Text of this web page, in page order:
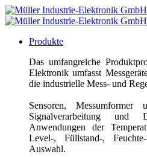
Produkte
Das umfangreiche
Elektronik umfasst
die industrielle Mess- und
Sensoren,
Signalverarbeitung und
Anwendungen der
Level-, Füllstand-,
Auswahl.